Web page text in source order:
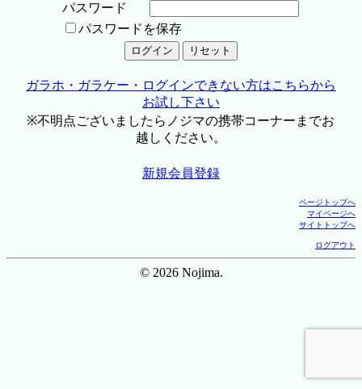
パスワード
パスワードを保存
ガラホ・ガラケー・ログインできない方はこちらから
お試し下さい
※不明点ございましたらノジマの携帯コーナーまでお
越しください。
新規会員登録
ページトップへ
マイページへ
サイトトップへ
ログアウト
© 2026 Nojima.